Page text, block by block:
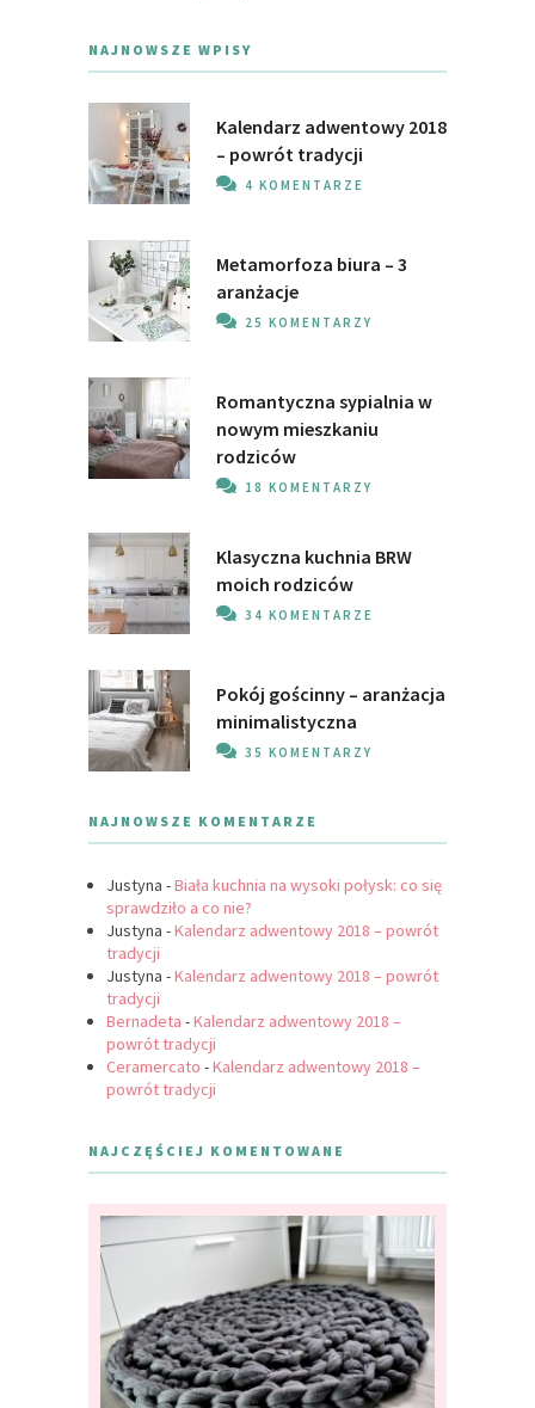
NAJNOWSZE WPISY
Kalendarz adwentowy 2018
– powrót tradycji
4 KOMENTARZE
Metamorfoza biura – 3
aranżacje
25 KOMENTARZY
Romantyczna sypialnia w
nowym mieszkaniu
rodziców
18 KOMENTARZY
Klasyczna kuchnia BRW
moich rodziców
34 KOMENTARZE
Pokój gościnny – aranżacja
minimalistyczna
35 KOMENTARZY
NAJNOWSZE KOMENTARZE
Justyna -Biała kuchnia na wysoki połysk: co się
sprawdziło a co nie?
Justyna -Kalendarz adwentowy 2018 – powrót
tradycji
Justyna -Kalendarz adwentowy 2018 – powrót
tradycji
Bernadeta -Kalendarz adwentowy 2018 –
powrót tradycji
Ceramercato -Kalendarz adwentowy 2018 –
powrót tradycji
NAJCZĘŚCIEJ KOMENTOWANE